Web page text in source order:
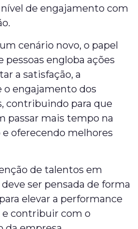
de engajamento com
cenário novo, o papel
pessoas engloba ações
a satisfação, a
o engajamento dos
contribuindo para que
passar mais tempo na
e oferecendo melhores
de talentos em
ser pensada de forma
elevar a performance
e contribuir com o